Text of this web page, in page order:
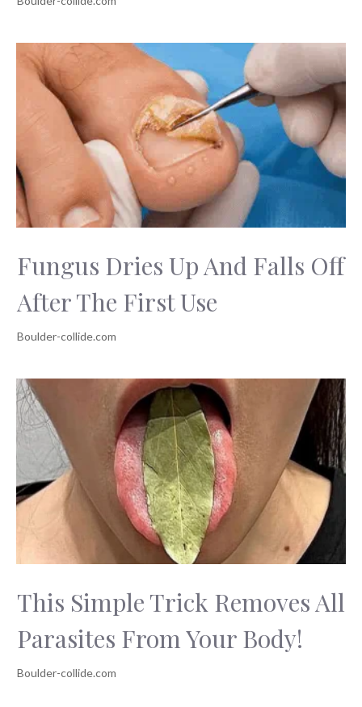
Fungus Dries Up And Falls Off
After The First Use
This Simple Trick Removes All
Parasites From Your Body!